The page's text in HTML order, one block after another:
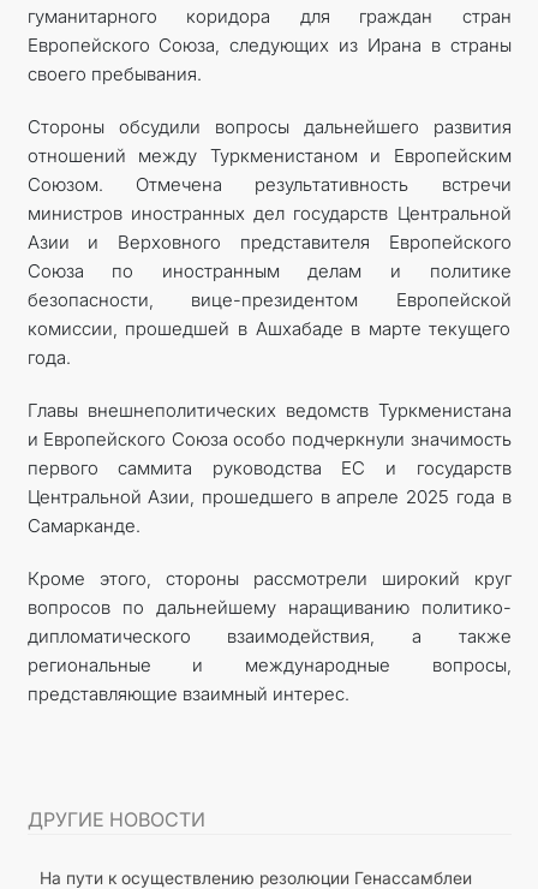
гуманитарного коридора для граждан стран
Европейского Союза, следующих из Ирана в страны
своего пребывания.
Стороны обсудили вопросы дальнейшего развития
отношений между Туркменистаном и Европейским
Союзом. Отмечена результативность встречи
министров иностранных дел государств Центральной
Азии и Верховного представителя Европейского
Союза по иностранным делам и политике
безопасности, вице-президентом Европейской
комиссии, прошедшей в Ашхабаде в марте текущего
года.
Главы внешнеполитических ведомств Туркменистана
и Европейского Союза особо подчеркнули значимость
первого саммита руководства ЕС и государств
Центральной Азии, прошедшего в апреле 2025 года в
Самарканде.
Кроме этого, стороны рассмотрели широкий круг
вопросов по дальнейшему наращиванию политико-
дипломатического взаимодействия, а также
региональные и международные вопросы,
представляющие взаимный интерес.
ДРУГИЕ НОВОСТИ
На пути к осуществлению резолюции Генассамблеи